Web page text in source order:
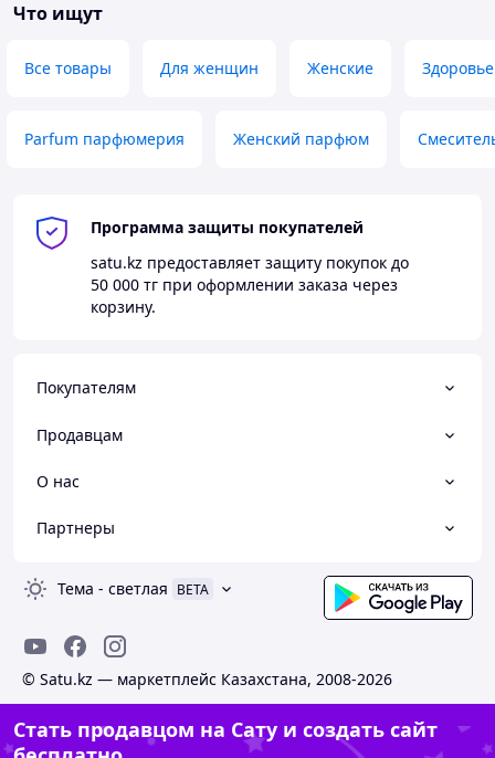
Что ищут
Все товары Для женщин Женские Здоровье
Parfum парфюмерия Женский парфюм
Программа защиты покупателей
satu.kz предоставляет защиту покупок до
50 000 тг при оформлении заказа через
корзину.
Покупателям
Продавцам
О нас
Партнеры
Тема - светлая BETA
© Satu.kz — маркетплейс Казахстана, 2008-2026
Стать продавцом на Сату и создать сайт